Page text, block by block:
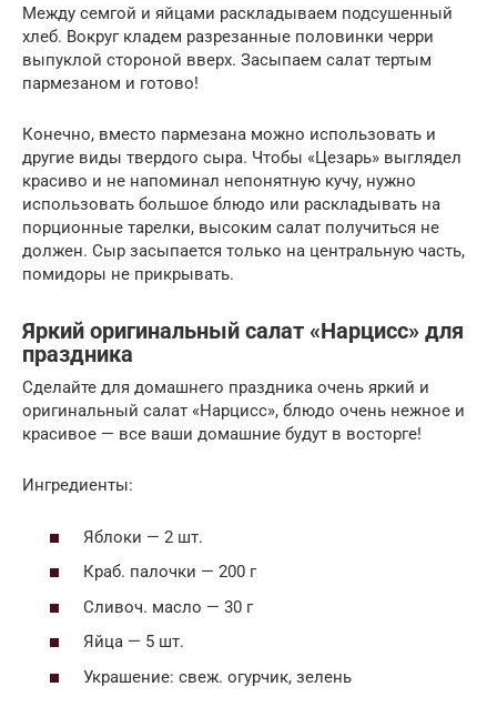
Между семгой и яйцами раскладываем подсушенный
хлеб. Вокруг кладем разрезанные половинки черри
выпуклой стороной вверх. Засыпаем салат тертым
пармезаном и готово!
Конечно, вместо пармезана можно использовать и
другие виды твердого сыра. Чтобы «Цезарь» выглядел
красиво и не напоминал непонятную кучу, нужно
использовать большое блюдо или раскладывать на
порционные тарелки, высоким салат получиться не
должен. Сыр засыпается только на центральную часть,
помидоры не прикрывать.
Яркий оригинальный салат «Нарцисс» для
праздника
Сделайте для домашнего праздника очень яркий и
оригинальный салат «Нарцисс», блюдо очень нежное и
красивое — все ваши домашние будут в восторге!
Ингредиенты:
Яблоки — 2 шт.
Краб. палочки — 200 г
Сливоч. масло — 30 г
Яйца — 5 шт.
Украшение: свеж. огурчик, зелень